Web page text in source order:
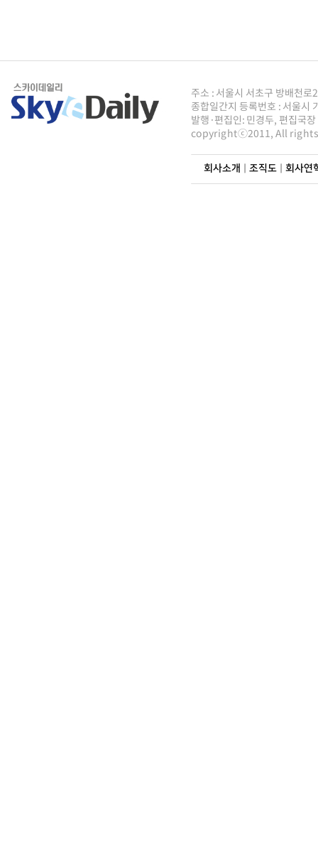
주소 : 서울시 서초구 방배천
종합일간지 등록번호 : 서울
발행·편집인: 민경두, 편집국
copyrightⓒ2011, All rights
회사소개 |조직도 |회사연